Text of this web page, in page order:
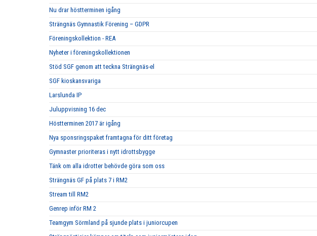
Nu drar höstterminen igång
Strängnäs Gymnastik Förening – GDPR
Föreningskollektion - REA
Nyheter i föreningskollektionen
Stöd SGF genom att teckna Strängnäs-el
SGF kioskansvariga
Larslunda IP
Juluppvisning 16 dec
Höstterminen 2017 är igång
Nya sponsringspaket framtagna för ditt företag
Gymnaster prioriteras i nytt idrottsbygge
Tänk om alla idrotter behövde göra som oss
Strängnäs GF på plats 7 i RM2
Stream till RM2
Genrep inför RM 2
Teamgym Sörmland på sjunde plats i juniorcupen